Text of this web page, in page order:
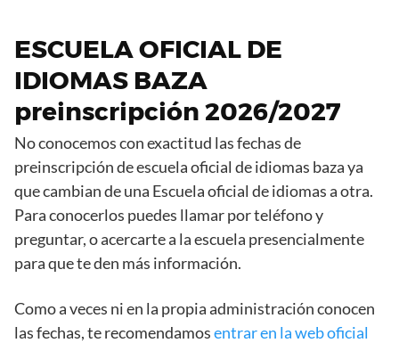
ESCUELA OFICIAL DE
IDIOMAS BAZA
preinscripción 2026/2027
No conocemos con exactitud las fechas de
preinscripción de escuela oficial de idiomas baza ya
que cambian de una Escuela oficial de idiomas a otra.
Para conocerlos puedes llamar por teléfono y
preguntar, o acercarte a la escuela presencialmente
para que te den más información.
Como a veces ni en la propia administración conocen
las fechas, te recomendamosentrar en la web oficial